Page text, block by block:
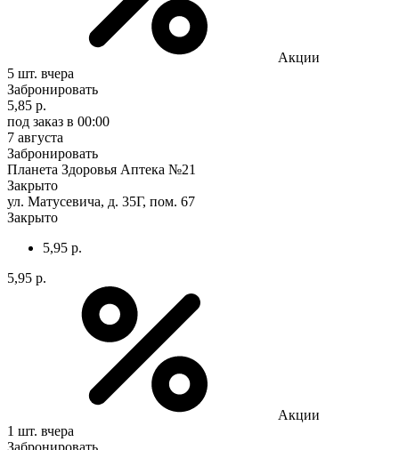
Акции
5 шт. вчера
Забронировать
5,85 р.
под заказ в 00:00
7 августа
Забронировать
Планета Здоровья Аптека №21
Закрыто
ул. Матусевича, д. 35Г, пом. 67
Закрыто
5,95 р.
5,95 р.
Акции
1 шт. вчера
Забронировать